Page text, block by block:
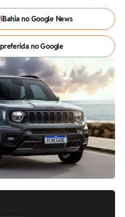
iBahia no Google News
no Google